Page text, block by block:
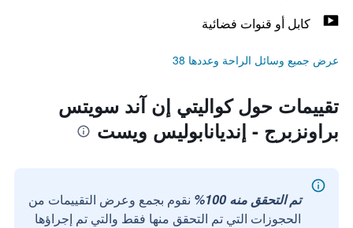
كابل أو قنوات فضائية
عرض جميع وسائل الراحة وعددها 38
تقييمات حول كواليتي إن آند سويتس
براونزبرج - إنديانابوليس ويست
تم التحقق منه 100%
نقوم بجمع وعرض التقييمات من
الحجوزات التي تم التحقق منها فقط والتي تم إجراؤها